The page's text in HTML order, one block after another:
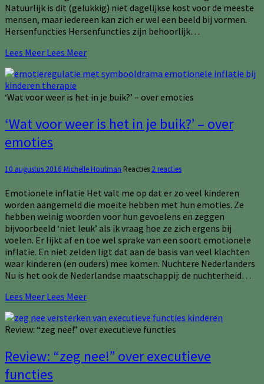
Natuurlijk is dit (gelukkig) niet dagelijkse kost voor de meeste
mensen, maar iedereen kan zich er wel een beeld bij vormen.
Hersenfuncties Hersenfuncties zijn behoorlijk…
Lees Meer Lees Meer
‘Wat voor weer is het in je buik?’ – over emoties
‘Wat voor weer is het in je buik?’ – over
emoties
10 augustus 2016 Michelle Houtman Reacties 2 reacties
Emotionele inflatie Het valt me op dat er zo veel kinderen
worden aangemeld die moeite hebben met hun emoties. Ze
hebben weinig woorden voor hun gevoelens en zeggen
bijvoorbeeld ‘niet leuk’ als ik vraag hoe ze zich ergens bij
voelen. Er lijkt af en toe wel sprake van een soort emotionele
inflatie. En niet zelden ligt dat aan de basis van veel klachten
waar kinderen (en ouders) mee komen. Nuchtere Nederlanders
Nu is het ook de Nederlandse maatschappij: de nuchterheid…
Lees Meer Lees Meer
Review: “zeg nee!” over executieve functies
Review: “zeg nee!” over executieve
functies